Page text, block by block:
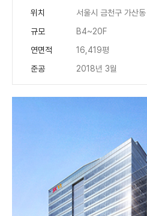
위치
서울시 금천구 가산동
규모
B4~20F
연면적
16,419평
준공
2018년 3월